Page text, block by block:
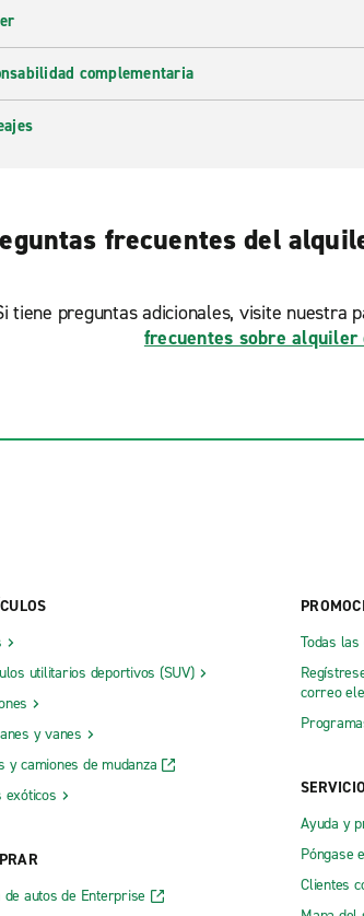
complementaria
frecuentes del
tiene preguntas adicionales, visite nuestra
frecuentes sobre alquiler
utilitarios deportivos (SUV)
y vanes
y camiones de mudanza
exóticos
de autos de Enterprise
Todas
correo
Ayuda y
Póngase
Clientes